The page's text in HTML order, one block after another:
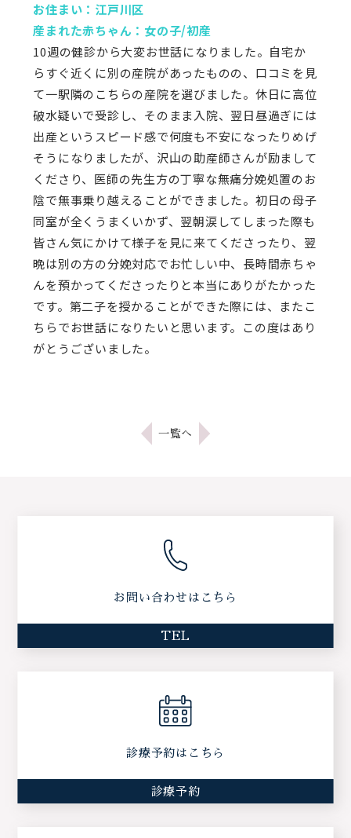
お住まい：江戸川区
産まれた赤ちゃん：女の子/初産
10週の健診から大変お世話になりました。自宅か
らすぐ近くに別の産院があったものの、口コミを見
て一駅隣のこちらの産院を選びました。休日に高位
破水疑いで受診し、そのまま入院、翌日昼過ぎには
出産というスピード感で何度も不安になったりめげ
そうになりましたが、沢山の助産師さんが励まして
くださり、医師の先生方の丁寧な無痛分娩処置のお
陰で無事乗り越えることができました。初日の母子
同室が全くうまくいかず、翌朝涙してしまった際も
皆さん気にかけて様子を見に来てくださったり、翌
晩は別の方の分娩対応でお忙しい中、長時間赤ちゃ
んを預かってくださったりと本当にありがたかった
です。第二子を授かることができた際には、またこ
ちらでお世話になりたいと思います。この度はあり
がとうございました。
一覧へ
お問い合わせはこちら
TEL
診療予約はこちら
診療予約